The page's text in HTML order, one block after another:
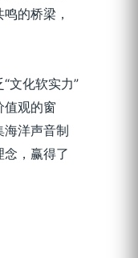
的桥梁，
文化软实力”
值观的窗
海洋声音制
，赢得了